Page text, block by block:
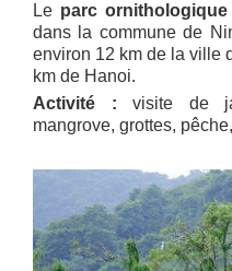
Le parc
dans la commune de
environ 12 km de la ville
km de Hanoi.
Activité :visite de
mangrove, grottes,